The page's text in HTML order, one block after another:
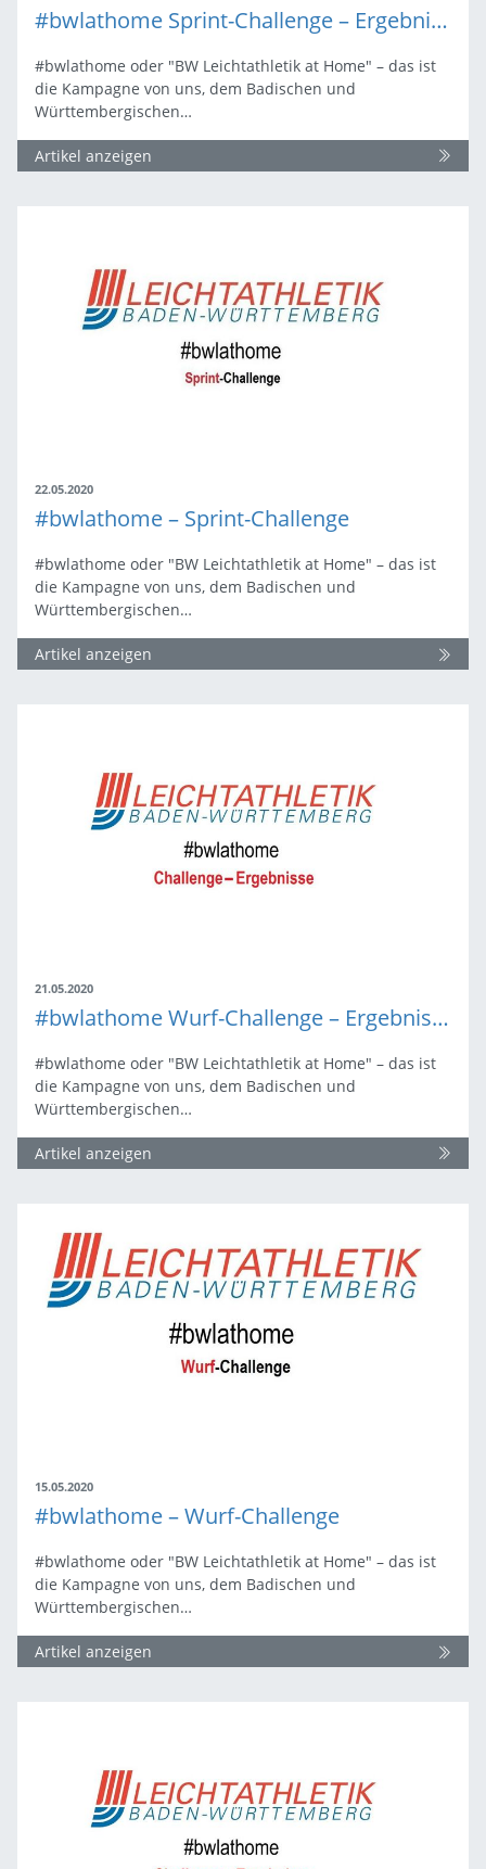
#bwlathome Sprint-Challenge – Ergebnisse
#bwlathome oder "BW Leichtathletik at Home" – das ist
die Kampagne von uns, dem Badischen und
Württembergischen…
Artikel anzeigen
22.05.2020
#bwlathome – Sprint-Challenge
#bwlathome oder "BW Leichtathletik at Home" – das ist
die Kampagne von uns, dem Badischen und
Württembergischen…
Artikel anzeigen
21.05.2020
#bwlathome Wurf-Challenge – Ergebnisse
#bwlathome oder "BW Leichtathletik at Home" – das ist
die Kampagne von uns, dem Badischen und
Württembergischen…
Artikel anzeigen
15.05.2020
#bwlathome – Wurf-Challenge
#bwlathome oder "BW Leichtathletik at Home" – das ist
die Kampagne von uns, dem Badischen und
Württembergischen…
Artikel anzeigen